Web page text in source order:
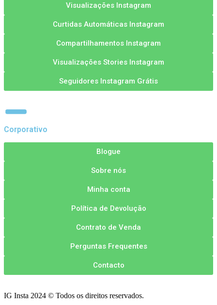
Visualizações Instagram
Curtidas Automáticas Instagram
Compartilhamentos Instagram
Visualizações Stories Instagram
Seguidores Instagram Grátis
Corporativo
Blogue
Sobre nós
Minha conta
Política de Devolução
Contrato de Venda
Perguntas Frequentes
Contacto
IG Insta 2024 © Todos os direitos reservados.